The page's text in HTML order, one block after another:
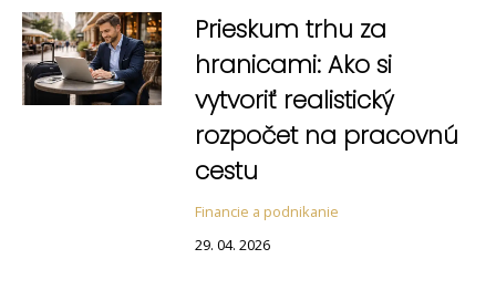
Prieskum trhu za
hranicami: Ako si
vytvoriť realistický
rozpočet na pracovnú
cestu
Financie a podnikanie
29. 04. 2026